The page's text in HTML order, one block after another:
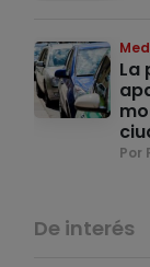
La
Por
De interés